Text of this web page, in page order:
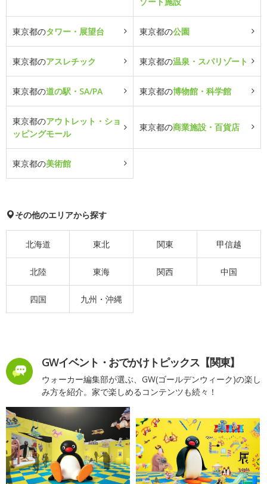
東京都のタワー・展望台 東京都の公園
東京都のアスレチック 東京都の温泉・スパリゾート
東京都の道の駅・SA/PA 東京都の博物館・科学館
東京都のアウトレット・ショ
ッピングモール
東京都の商業施設・百貨店
東京都の美術館
その他のエリアから探す
北海道 東北 関東 甲信越
北陸 東海 関西 中国
四国 九州・沖縄
GWイベント・おでかけトピックス【関東】
ウォーカー編集部が選ぶ、GW(ゴールデンウィーク)の楽し
み方を紹介。家で楽しめるコンテンツも続々！